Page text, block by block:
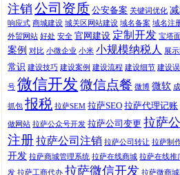
注销 公司资质 公安备案 关键词优化
响应式 商城建设 城关区网站建设 域名备案 域名注
外贸网站 好处 安全 官网建设 定制开发 宝塔
案例 对比 小微企业 小米 小规模纳税人 展
常识 建设技巧 建设案例 建设流程 建设细节 建设
号 微信开发 微信点餐 微博 微软
抓包 报税 拉萨SEM 拉萨SEO 拉萨代理记账
做网站 拉萨公众号开发 拉萨公司变更 拉萨
注册拉萨公司注销 拉萨公司转让 拉萨制
开发 拉萨商城管理系统 拉萨在线商城 拉萨在线推
发 拉萨工商代办 拉萨微信开发 拉萨微商